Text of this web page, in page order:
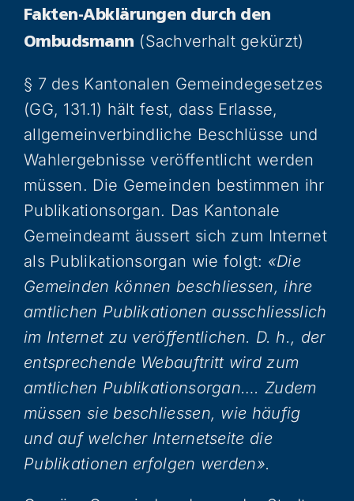
Fakten-Abklärungen durch den
Ombudsmann (Sachverhalt gekürzt)
§ 7 des Kantonalen Gemeindegesetzes
(GG, 131.1) hält fest, dass Erlasse,
allgemeinverbindliche Beschlüsse und
Wahlergebnisse veröffentlicht werden
müssen. Die Gemeinden bestimmen ihr
Publikationsorgan. Das Kantonale
Gemeindeamt äussert sich zum Internet
als Publikationsorgan wie folgt: «Die
Gemeinden können beschliessen, ihre
amtlichen Publikationen ausschliesslich
im Internet zu veröffentlichen. D. h., der
entsprechende Webauftritt wird zum
amtlichen Publikationsorgan…. Zudem
müssen sie beschliessen, wie häufig
und auf welcher Internetseite die
Publikationen erfolgen werden».